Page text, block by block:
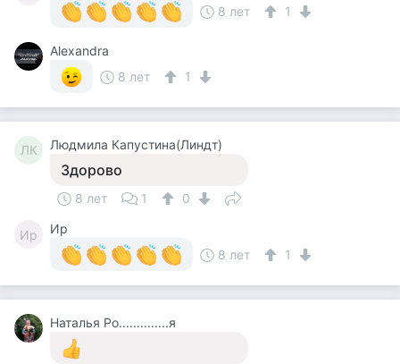
8 лет
1
Alexandra
8 лет
1
ЛК Людмила Капустина(Линдт)
Здорово
8 лет 1 0
Ир
Ир
8 лет
1
Наталья Ро..............я